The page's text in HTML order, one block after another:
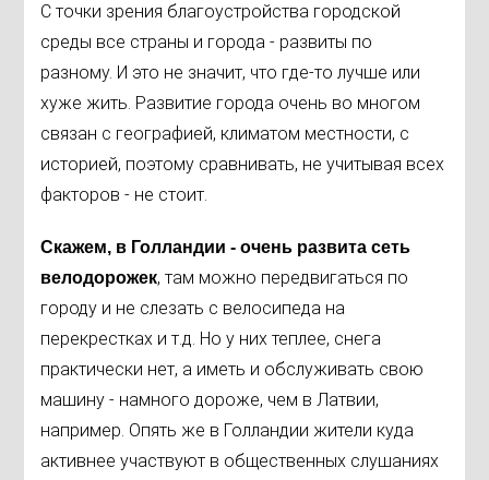
С точки зрения благоустройства городской
среды все страны и города - развиты по
разному. И это не значит, что где-то лучше или
хуже жить. Развитие города очень во многом
связан с географией, климатом местности, с
историей, поэтому сравнивать, не учитывая всех
факторов - не стоит.
Скажем, в Голландии - очень развита сеть
велодорожек, там можно передвигаться по
городу и не слезать с велосипеда на
перекрестках и т.д. Но у них теплее, снега
практически нет, а иметь и обслуживать свою
машину - намного дороже, чем в Латвии,
например. Опять же в Голландии жители куда
активнее участвуют в общественных слушаниях